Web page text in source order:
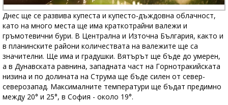
Днес ще се развива купеста и купесто-дъждовна облачност,
като на много места ще има краткотрайни валежи и
гръмотевични бури. В Централна и Източна България, както и
в планинските райони количествата на валежите ще са
значителни. Ще има и градушки. Вятърът ще бъде до умерен,
а в Дунавската равнина, западната част на Горнотракийската
низина и по долината на Струма ще бъде силен от север-
северозапад. Максималните температури ще бъдат предимно
между 20° и 25°, в София - около 19°.